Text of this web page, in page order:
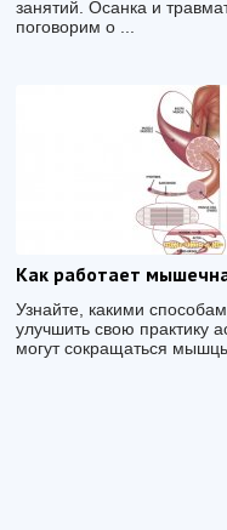
занятий. Осанка и
поговорим о ...
Как работает
Узнайте, какими
улучшить свою практику
могут сокращаться